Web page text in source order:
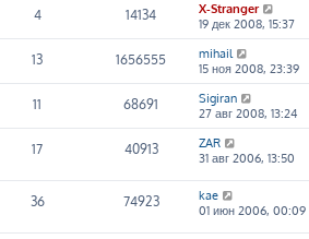
4 14134
X-Stranger
19 дек 2008, 15:37
13 1656555
mihail
15 ноя 2008, 23:39
11 68691
Sigiran
27 авг 2008, 13:24
17 40913
ZAR
31 авг 2006, 13:50
36 74923
kae
01 июн 2006, 00:09